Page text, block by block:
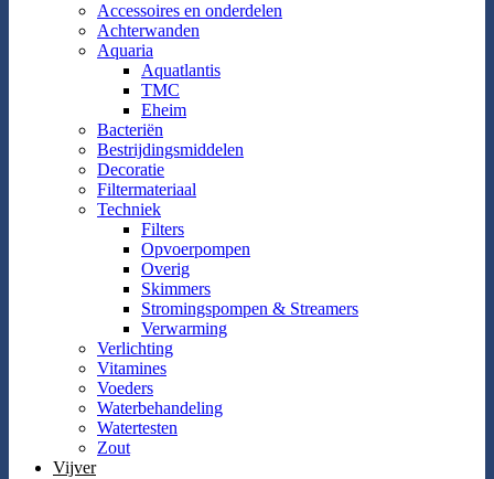
Accessoires en onderdelen
Achterwanden
Aquaria
Aquatlantis
TMC
Eheim
Bacteriën
Bestrijdingsmiddelen
Decoratie
Filtermateriaal
Techniek
Filters
Opvoerpompen
Overig
Skimmers
Stromingspompen & Streamers
Verwarming
Verlichting
Vitamines
Voeders
Waterbehandeling
Watertesten
Zout
Vijver